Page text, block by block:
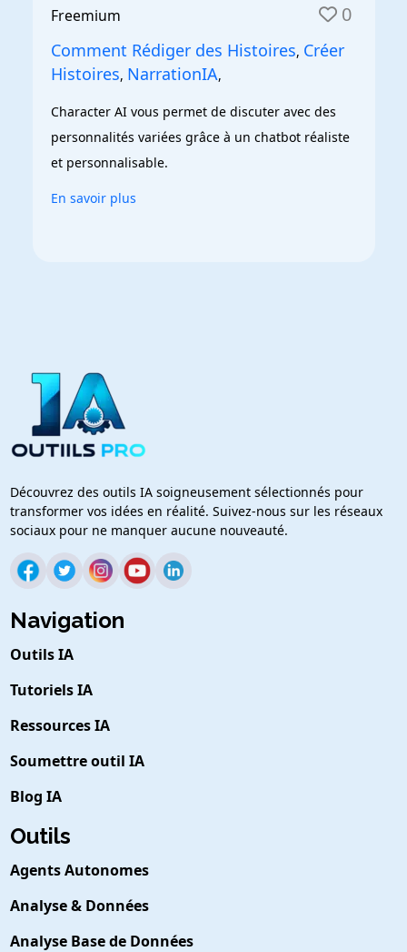
Freemium 0
Comment Rédiger des Histoires, Créer
Histoires, NarrationIA,
Character AI vous permet de discuter avec des
personnalités variées grâce à un chatbot réaliste
et personnalisable.
En savoir plus
Découvrez des outils IA soigneusement sélectionnés pour
transformer vos idées en réalité. Suivez-nous sur les réseaux
sociaux pour ne manquer aucune nouveauté.
Navigation
Outils IA
Tutoriels IA
Ressources IA
Soumettre outil IA
Blog IA
Outils
Agents Autonomes
Analyse & Données
Analyse Base de Données